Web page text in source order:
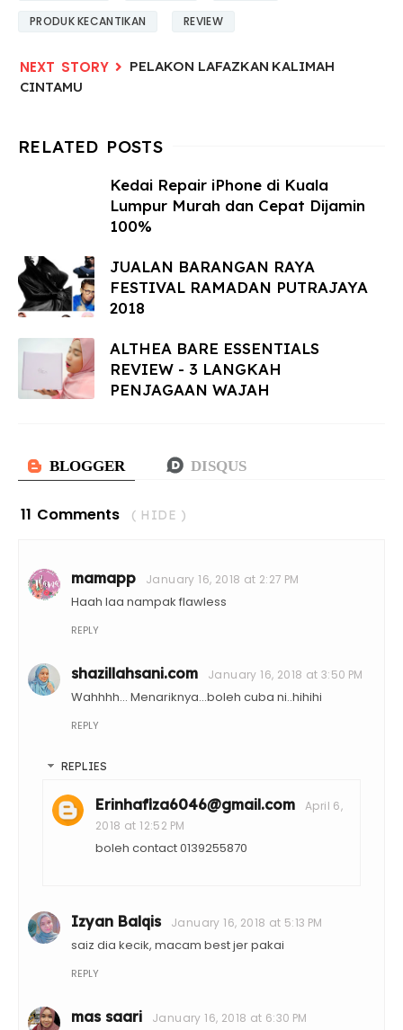
PRODUK KECANTIKAN REVIEW
PELAKON LAFAZKAN KALIMAH
CINTAMU
Kedai Repair iPhone di Kuala
Lumpur Murah dan Cepat Dijamin
100%
JUALAN BARANGAN RAYA
FESTIVAL RAMADAN PUTRAJAYA
2018
ALTHEA BARE ESSENTIALS
REVIEW - 3 LANGKAH
PENJAGAAN WAJAH
11 Comments ( HIDE )
mamapp January 16, 2018 at 2:27 PM
Haah laa nampak flawless
REPLY
shazillahsani.com January 16, 2018 at 3:50 PM
Wahhhh... Menariknya...boleh cuba ni..hihihi
REPLY
REPLIES
Erinhafiza6046@gmail.com
April 6,
2018 at 12:52 PM
boleh contact 0139255870
Izyan Balqis January 16, 2018 at 5:13 PM
saiz dia kecik, macam best jer pakai
REPLY
mas saari January 16, 2018 at 6:30 PM